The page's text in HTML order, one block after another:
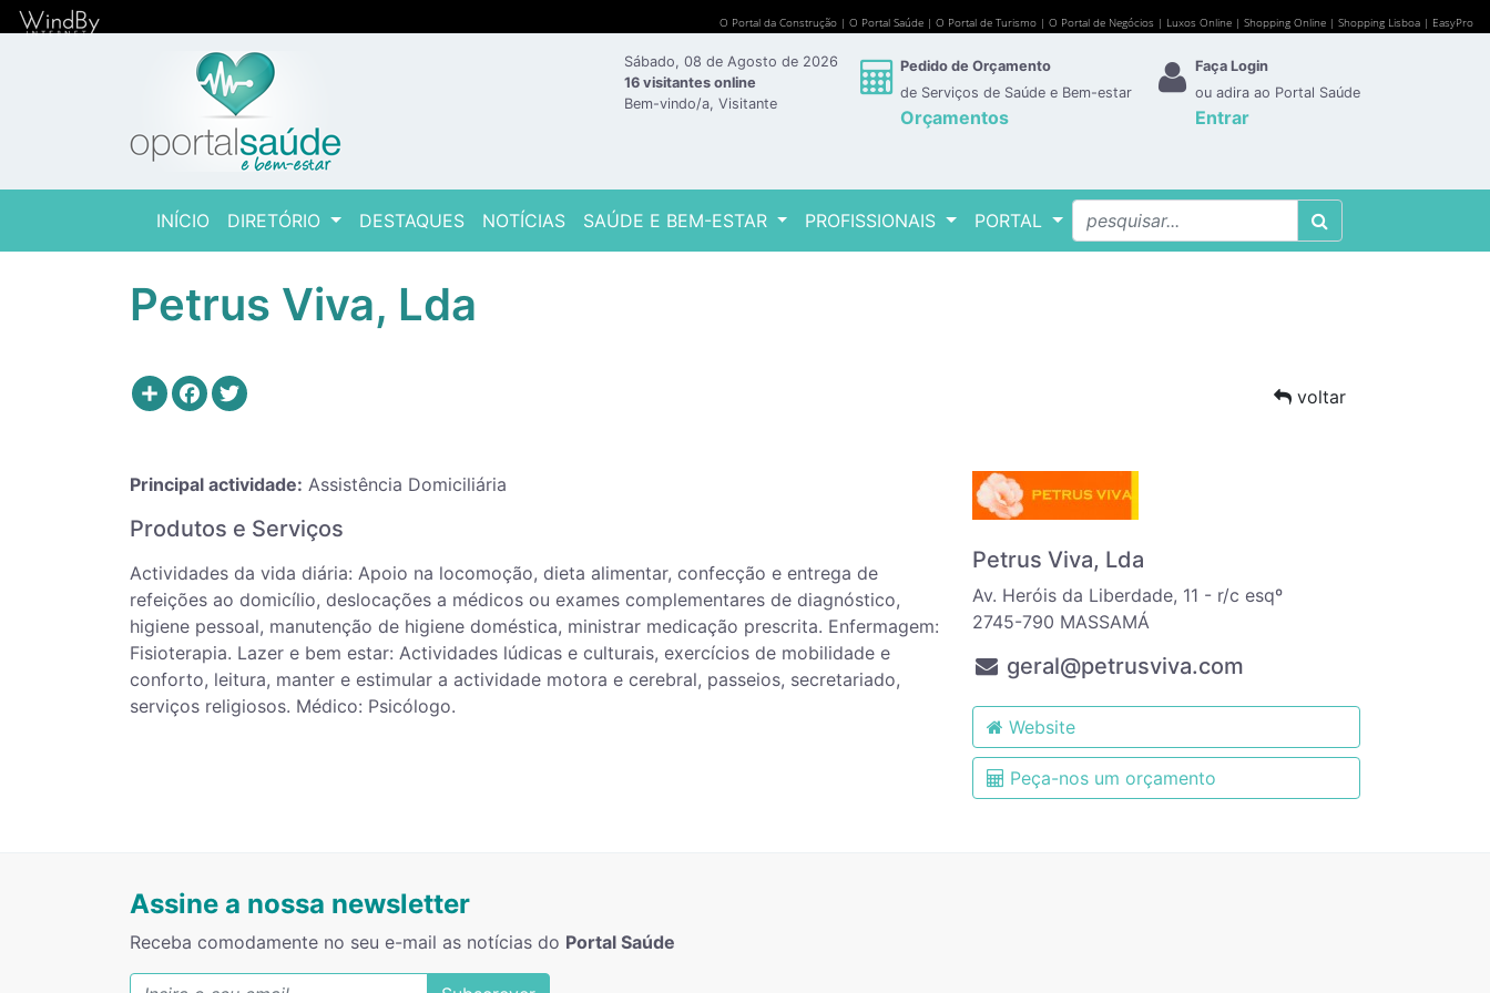
O Portal da Construção | O Portal Saúde | O Portal de Turismo | O Portal de Negócios | Luxos Online | Shopping Online | Shopping Lisboa | EasyPro
Sábado, 08 de Agosto de 2026
16 visitantes online
Bem-vindo/a, Visitante
Pedido de Orçamento
de Serviços de Saúde e Bem-estar
Orçamentos
Faça Login
ou adira ao Portal Saúde
Entrar
INÍCIO(current)
DIRETÓRIO DESTAQUES NOTÍCIAS SAÚDE E BEM-ESTAR PROFISSIONAIS PORTAL
Petrus Viva, Lda
ShareFacebook
voltar
Principal actividade: Assistência Domiciliária
Produtos e Serviços
Actividades da vida diária: Apoio na locomoção, dieta alimentar, confecção e entrega de
refeições ao domicílio, deslocações a médicos ou exames complementares de diagnóstico,
higiene pessoal, manutenção de higiene doméstica, ministrar medicação prescrita. Enfermagem:
Fisioterapia. Lazer e bem estar: Actividades lúdicas e culturais, exercícios de mobilidade e
conforto, leitura, manter e estimular a actividade motora e cerebral, passeios, secretariado,
serviços religiosos. Médico: Psicólogo.
Petrus Viva, Lda
Av. Heróis da Liberdade, 11 - r/c esqº
2745-790 MASSAMÁ
geral@petrusviva.com
Website
Peça-nos um orçamento
Assine a nossa newsletter
Receba comodamente no seu e-mail as notícias do Portal Saúde